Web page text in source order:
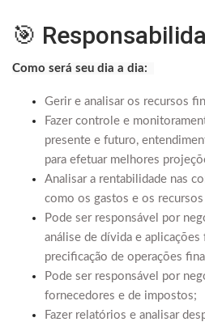
🎯
Como será seu dia a dia:
Gerir e analisar os recursos
Fazer controle e
presente e futuro,
para efetuar melhores
Analisar a rentabilidade nas
como os gastos e os
Pode ser responsável por
análise de dívida e aplicações
precificação de operações
Pode ser responsável por
fornecedores e de impostos;
Fazer relatórios e analisar